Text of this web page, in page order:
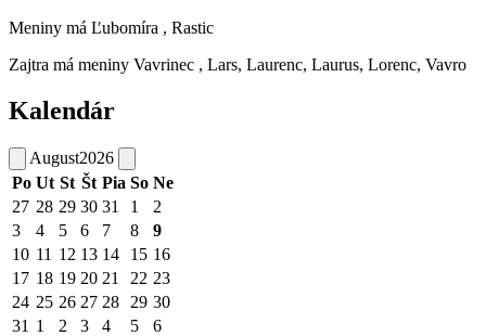
Meniny má Ľubomíra , Rastic
Zajtra má meniny Vavrinec , Lars, Laurenc, Laurus, Lorenc, Vavro
Kalendár
August2026
Po Ut St Št Pia So Ne
27 28 29 30 31 1
2
3
4 5 6 7 8
9
10 11 12 13 14 15 16
17 18 19 20 21 22 23
24 25 26 27 28 29 30
31 1 2 3 4 5 6